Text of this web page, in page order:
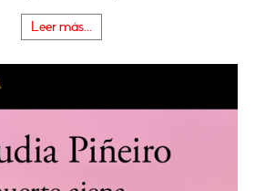
Leer más...